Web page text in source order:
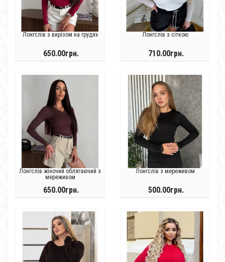
Лонгслів з вирізом на грудях
650.00грн.
Лонгслів з сіткою
710.00грн.
Лонгслів жіночий облягаючий з
мереживом
650.00грн.
Лонгслів з мереживом
500.00грн.